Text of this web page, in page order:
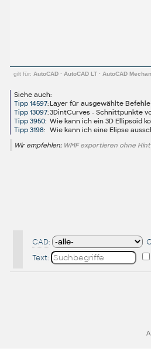
gilt für: AutoCAD· AutoCAD LT· AutoCAD
Siehe auch:
Tipp 14597:Layer für ausgewählte
Tipp 13097:3DintCurves - Schnittpunkte
Tipp 3950: Wie kann ich ein 3D Ellipsoid
Tipp 3198: Wie kann ich eine Elipse
Wir empfehlen: WMF exportieren ohne
CAD:
Text: